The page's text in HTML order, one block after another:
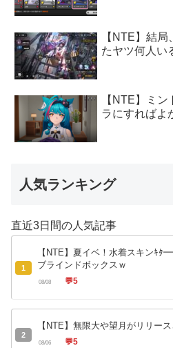
【NTE】結
たヤツ何人い
【NTE】ミ
ラにすればよ
人気ランキング
直近3日間の人気記事
1
【NTE】夏イベ！水着スキ
ブラインドボックスｗ
08/08 💬5
2
【NTE】無限大や望月がリリー
08/06 💬5